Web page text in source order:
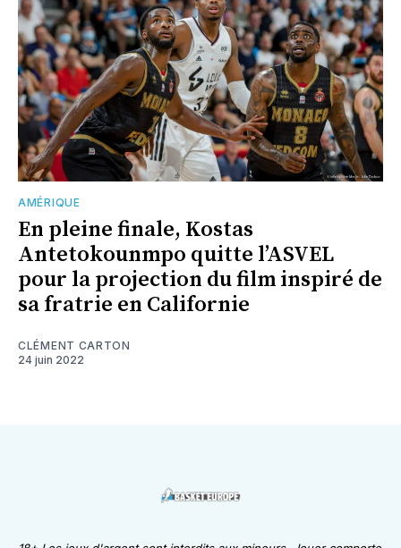
AMÉRIQUE
En pleine finale, Kostas
Antetokounmpo quitte l’ASVEL
pour la projection du film inspiré de
sa fratrie en Californie
CLÉMENT CARTON
24 juin 2022